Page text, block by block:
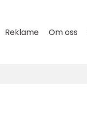
Reklame Om oss